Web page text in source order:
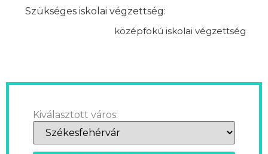
Szükséges iskolai végzettség:
középfokú iskolai végzettség
Kiválasztott város: